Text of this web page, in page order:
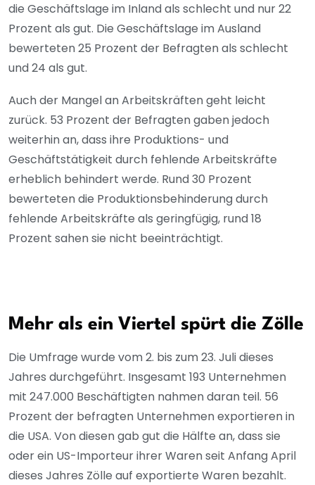
die Geschäftslage im Inland als schlecht und nur 22
Prozent als gut. Die Geschäftslage im Ausland
bewerteten 25 Prozent der Befragten als schlecht
und 24 als gut.
Auch der Mangel an Arbeitskräften geht leicht
zurück. 53 Prozent der Befragten gaben jedoch
weiterhin an, dass ihre Produktions- und
Geschäftstätigkeit durch fehlende Arbeitskräfte
erheblich behindert werde. Rund 30 Prozent
bewerteten die Produktionsbehinderung durch
fehlende Arbeitskräfte als geringfügig, rund 18
Prozent sahen sie nicht beeinträchtigt.
Mehr als ein Viertel spürt die Zölle
Die Umfrage wurde vom 2. bis zum 23. Juli dieses
Jahres durchgeführt. Insgesamt 193 Unternehmen
mit 247.000 Beschäftigten nahmen daran teil. 56
Prozent der befragten Unternehmen exportieren in
die USA. Von diesen gab gut die Hälfte an, dass sie
oder ein US-Importeur ihrer Waren seit Anfang April
dieses Jahres Zölle auf exportierte Waren bezahlt.